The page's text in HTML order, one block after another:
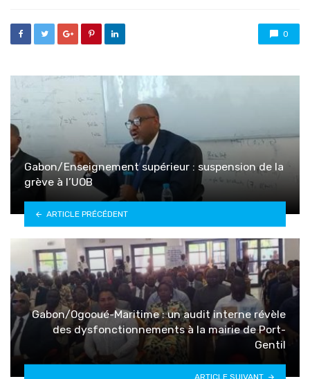
0
Gabon/Enseignement supérieur : suspension de la
grève à l’UOB
ARTICLE PRÉCÉDENT
Gabon/Ogooué-Maritime : un audit interne révèle
des dysfonctionnements à la mairie de Port-
Gentil
ARTICLE SUIVANT